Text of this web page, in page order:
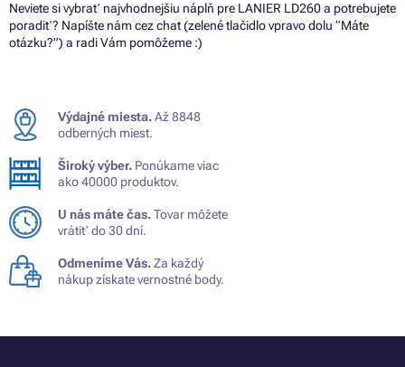
Neviete si vybrať najvhodnejšiu náplň pre LANIER LD260 a potrebujete
poradiť? Napíšte nám cez chat (zelené tlačidlo vpravo dolu “Máte
otázku?”) a radi Vám pomôžeme :)
Výdajné miesta.Až 8848
odberných miest.
Široký výber. Ponúkame viac
ako 40000 produktov.
U nás máte čas.Tovar môžete
vrátiť do 30 dní.
Odmeníme Vás.Za každý
nákup získate vernostné body.